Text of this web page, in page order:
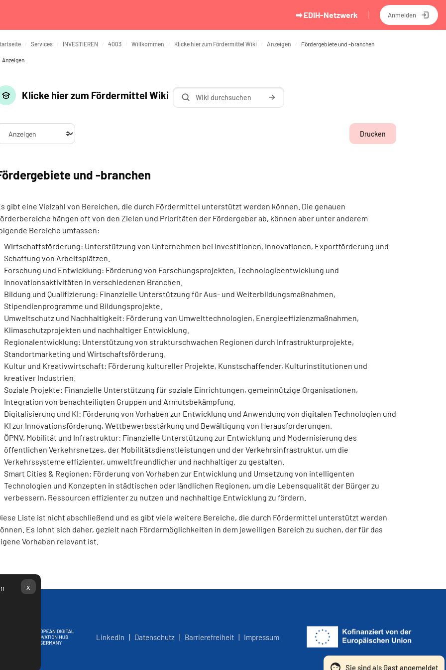
x
➡ EDIH-Netzwerk
Sie sind als Gast angemeldet
Anmelden
Services INVESTIEREN 4003 Willkommen Klicke hier zum Fördermittel Wiki Anzeigen Fördergebiete und -branchen
Anzeigen
Klicke hier zum Fördermittel Wiki
Wiki durchsuchen Wiki durchsuchen
Drucken
und -branchen
gibt eine Vielzahl von Bereichen, die durch Fördermittel unterstützt werden können. Die genauen
hängen oft von den Zielen und Prioritäten der Fördergeber ab, können aber unter anderem
Bereiche umfassen:
Wirtschaftsförderung: Unterstützung von Unternehmen bei Investitionen, Innovationen, Exportförderung und
Schaffung von Arbeitsplätzen.
Forschung und Entwicklung: Förderung von Forschungsprojekten, Technologieentwicklung und
Innovationsaktivitäten in verschiedenen Branchen.
Bildung und Qualifizierung: Finanzielle Unterstützung für Aus- und Weiterbildungsmaßnahmen,
Stipendienprogramme und Bildungsprojekte.
Umweltschutz und Nachhaltigkeit: Förderung von Umwelttechnologien, Energieeffizienzmaßnahmen,
Klimaschutzprojekten und nachhaltiger Entwicklung.
Regionalentwicklung: Unterstützung von strukturschwachen Regionen durch Infrastrukturprojekte,
Standortmarketing und Wirtschaftsförderung.
Kultur und Kreativwirtschaft: Förderung kultureller Projekte, Kunstschaffender, Kulturinstitutionen und
kreativer Industrien.
Soziale Projekte: Finanzielle Unterstützung für soziale Einrichtungen, gemeinnützige Organisationen,
Integration von benachteiligten Gruppen und Armutsbekämpfung.
Digitalisierung und KI: Förderung von Vorhaben zur Entwicklung und Anwendung von digitalen Technologien und
KI zur Innovationsförderung, Wettbewerbsstärkung und Bewältigung von Herausforderungen.
ÖPNV, Mobilität und Infrastruktur: Finanzielle Unterstützung zur Entwicklung und Modernisierung des
öffentlichen Verkehrsnetzes, der Mobilitätsdienstleistungen und der Verkehrsinfrastruktur, um die
Verkehrssysteme effizienter, umweltfreundlicher und nachhaltiger zu gestalten.
Smart Cities & Regionen: Förderung von Vorhaben zur Entwicklung und Umsetzung von intelligenten
Technologien und Konzepten in städtischen oder ländlichen Regionen, um die Lebensqualität der Bürger zu
verbessern, Ressourcen effizienter zu nutzen und nachhaltige Entwicklung zu fördern.
Liste ist nicht abschließend und es gibt viele weitere Bereiche, die durch Fördermittel unterstützt werden
Es lohnt sich daher, gezielt nach Fördermöglichkeiten in dem jeweiligen Bereich zu suchen, der für das
Vorhaben relevant ist.
LinkedIn Datenschutz Barrierefreiheit| Impressum